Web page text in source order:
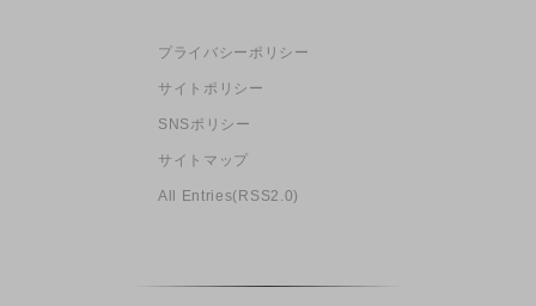
プライバシーポリシー
サイトポリシー
SNSポリシー
サイトマップ
All Entries(RSS2.0)